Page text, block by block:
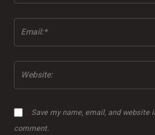
Save my name, email, and
comment.